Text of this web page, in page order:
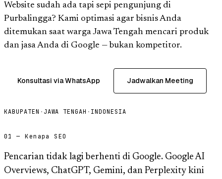
Website sudah ada tapi sepi pengunjung di
Purbalingga? Kami optimasi agar bisnis Anda
ditemukan saat warga Jawa Tengah mencari produk
dan jasa Anda di Google — bukan kompetitor.
Konsultasi via WhatsApp Jadwalkan Meeting
KABUPATEN · JAWA TENGAH · INDONESIA
01 — Kenapa SEO
Pencarian tidak lagi berhenti di Google. Google AI
Overviews, ChatGPT, Gemini, dan Perplexity kini